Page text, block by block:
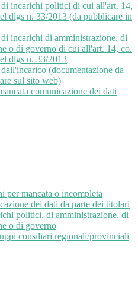
incarichi politici di cui all'art. 14,
dlgs n. 33/2013 (da pubblicare in
incarichi di amministrazione, di
o di governo di cui all'art. 14, co.
dlgs n. 33/2013
dall'incarico (documentazione da
sul sito web)
comunicazione dei dati
per mancata o incompleta
dei dati da parte dei titolari
politici, di amministrazione, di
o di governo
consiliari regionali/provinciali